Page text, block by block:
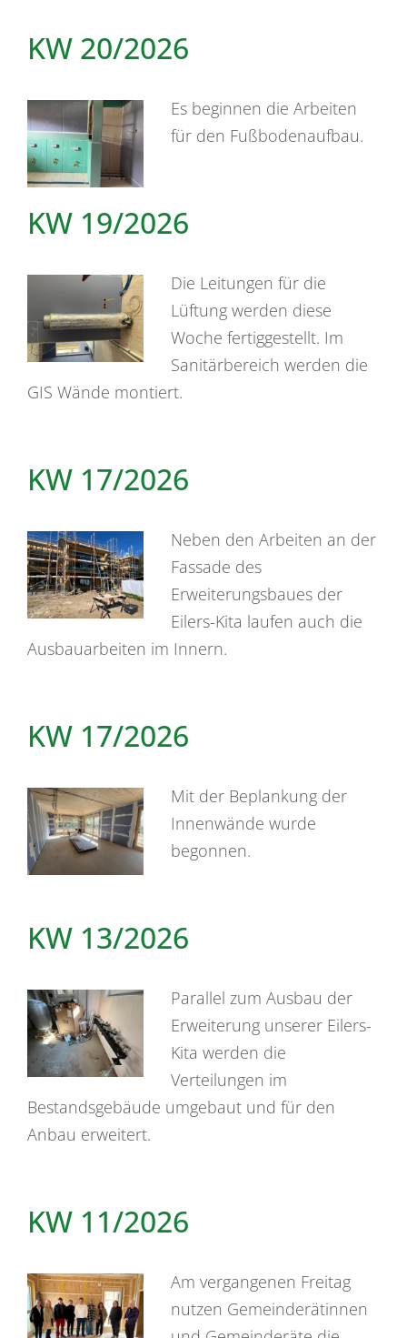
KW 20/2026
Es beginnen die Arbeiten
für den Fußbodenaufbau.
KW 19/2026
Die Leitungen für die
Lüftung werden diese
Woche fertiggestellt. Im
Sanitärbereich werden die
GIS Wände montiert.
KW 17/2026
Neben den Arbeiten an der
Fassade des
Erweiterungsbaues der
Eilers-Kita laufen auch die
Ausbauarbeiten im Innern.
KW 17/2026
Mit der Beplankung der
Innenwände wurde
begonnen.
KW 13/2026
Parallel zum Ausbau der
Erweiterung unserer Eilers-
Kita werden die
Verteilungen im
Bestandsgebäude umgebaut und für den
Anbau erweitert.
KW 11/2026
Am vergangenen Freitag
nutzen Gemeinderätinnen